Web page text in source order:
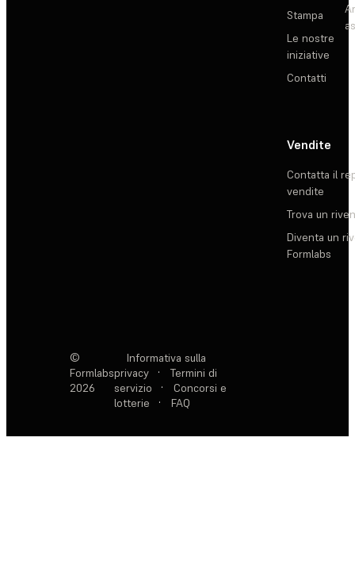
Stampa
Le nostre
iniziative
Contatti
Vendite
Contatta il
vendite
Trova un
Diventa un
Formlabs
©
Formlabs
2026
Informativa sulla
privacy
·
Termini di
servizio
·
Concorsi e
lotterie
· FAQ